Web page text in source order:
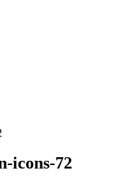
icons-72